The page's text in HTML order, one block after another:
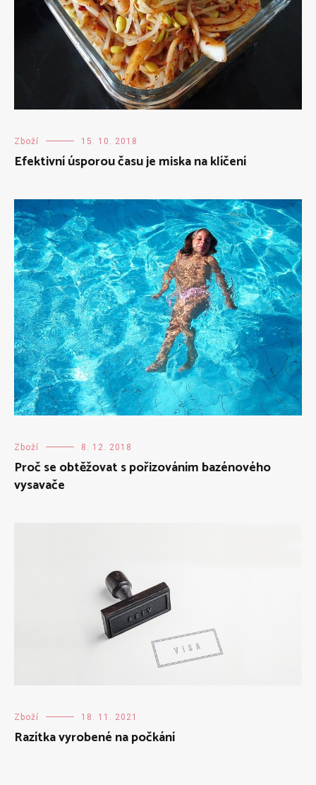
Zboží 15. 10. 2018
Efektivní úsporou času je miska na klíčení
Zboží 8. 12. 2018
Proč se obtěžovat s pořizováním bazénového
vysavače
Zboží 18. 11. 2021
Razítka vyrobené na počkání